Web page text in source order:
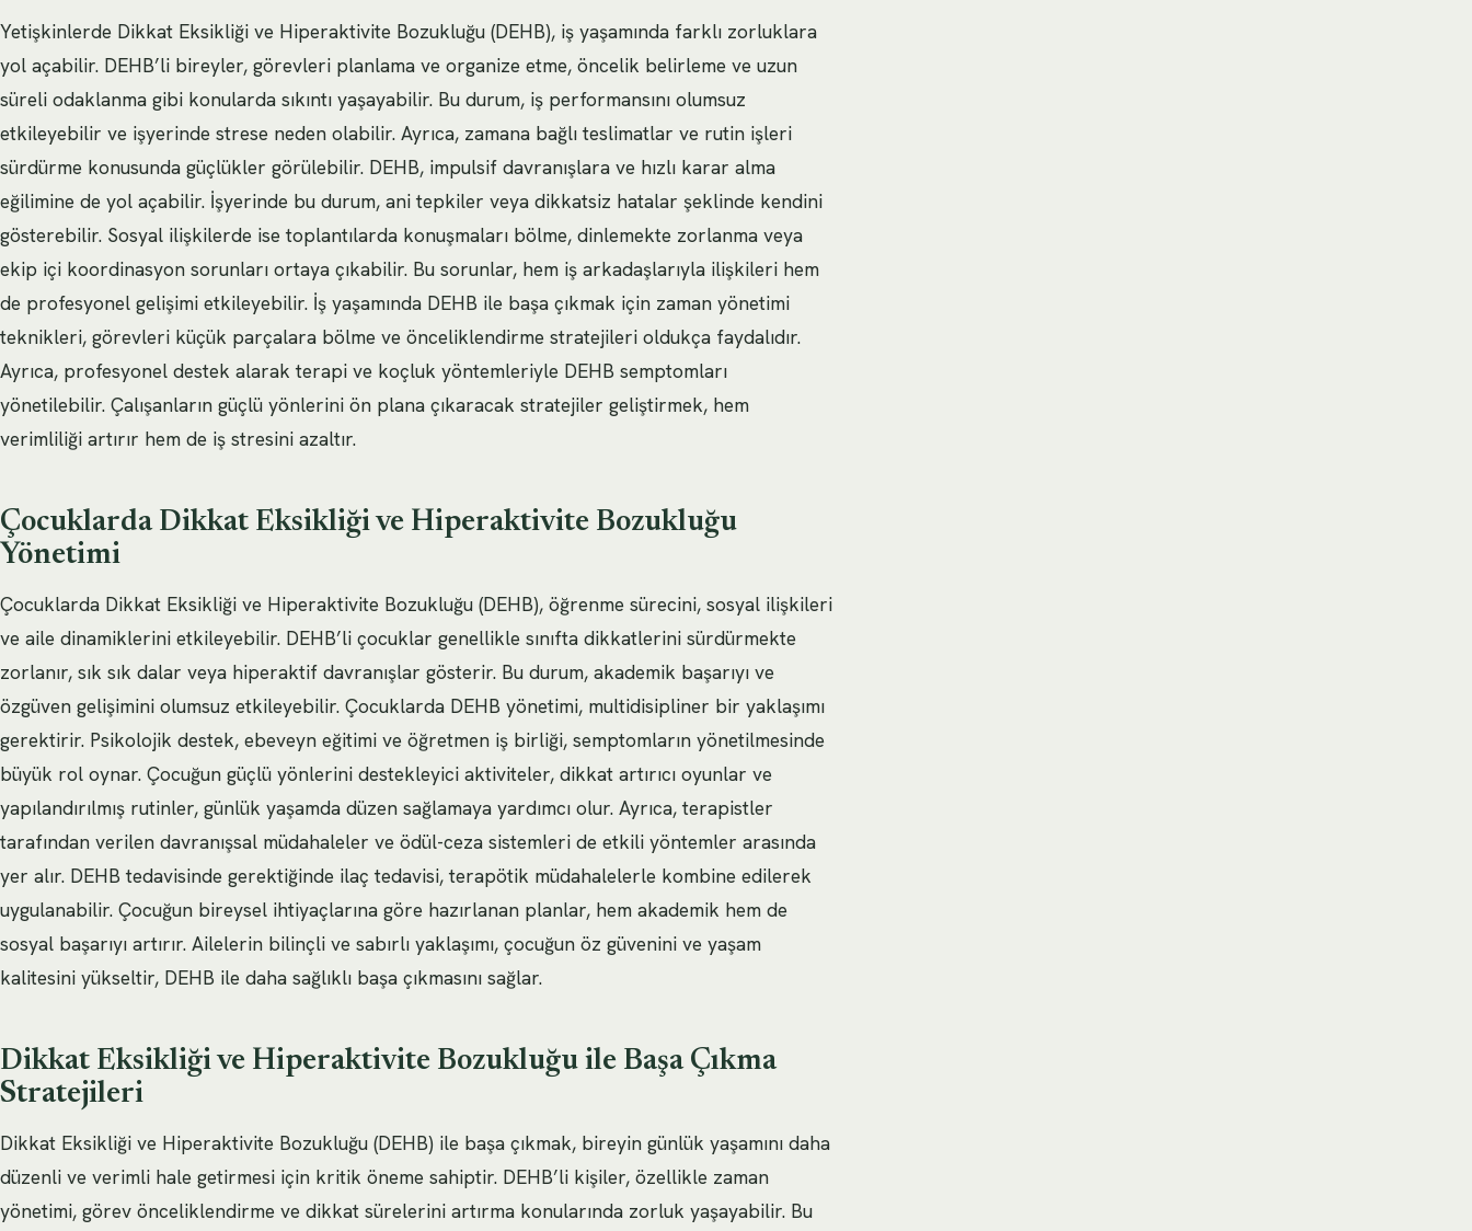
Yetişkinlerde Dikkat Eksikliği ve Hiperaktivite Bozukluğu (DEHB), iş yaşamında farklı zorluklara
yol açabilir. DEHB’li bireyler, görevleri planlama ve organize etme, öncelik belirleme ve uzun
süreli odaklanma gibi konularda sıkıntı yaşayabilir. Bu durum, iş performansını olumsuz
etkileyebilir ve işyerinde strese neden olabilir. Ayrıca, zamana bağlı teslimatlar ve rutin işleri
sürdürme konusunda güçlükler görülebilir. DEHB, impulsif davranışlara ve hızlı karar alma
eğilimine de yol açabilir. İşyerinde bu durum, ani tepkiler veya dikkatsiz hatalar şeklinde kendini
gösterebilir. Sosyal ilişkilerde ise toplantılarda konuşmaları bölme, dinlemekte zorlanma veya
ekip içi koordinasyon sorunları ortaya çıkabilir. Bu sorunlar, hem iş arkadaşlarıyla ilişkileri hem
de profesyonel gelişimi etkileyebilir. İş yaşamında DEHB ile başa çıkmak için zaman yönetimi
teknikleri, görevleri küçük parçalara bölme ve önceliklendirme stratejileri oldukça faydalıdır.
Ayrıca, profesyonel destek alarak terapi ve koçluk yöntemleriyle DEHB semptomları
yönetilebilir. Çalışanların güçlü yönlerini ön plana çıkaracak stratejiler geliştirmek, hem
verimliliği artırır hem de iş stresini azaltır.
Çocuklarda Dikkat Eksikliği ve Hiperaktivite Bozukluğu
Yönetimi
Çocuklarda Dikkat Eksikliği ve Hiperaktivite Bozukluğu (DEHB), öğrenme sürecini, sosyal ilişkileri
ve aile dinamiklerini etkileyebilir. DEHB’li çocuklar genellikle sınıfta dikkatlerini sürdürmekte
zorlanır, sık sık dalar veya hiperaktif davranışlar gösterir. Bu durum, akademik başarıyı ve
özgüven gelişimini olumsuz etkileyebilir. Çocuklarda DEHB yönetimi, multidisipliner bir yaklaşımı
gerektirir. Psikolojik destek, ebeveyn eğitimi ve öğretmen iş birliği, semptomların yönetilmesinde
büyük rol oynar. Çocuğun güçlü yönlerini destekleyici aktiviteler, dikkat artırıcı oyunlar ve
yapılandırılmış rutinler, günlük yaşamda düzen sağlamaya yardımcı olur. Ayrıca, terapistler
tarafından verilen davranışsal müdahaleler ve ödül-ceza sistemleri de etkili yöntemler arasında
yer alır. DEHB tedavisinde gerektiğinde ilaç tedavisi, terapötik müdahalelerle kombine edilerek
uygulanabilir. Çocuğun bireysel ihtiyaçlarına göre hazırlanan planlar, hem akademik hem de
sosyal başarıyı artırır. Ailelerin bilinçli ve sabırlı yaklaşımı, çocuğun öz güvenini ve yaşam
kalitesini yükseltir, DEHB ile daha sağlıklı başa çıkmasını sağlar.
Dikkat Eksikliği ve Hiperaktivite Bozukluğu ile Başa Çıkma
Stratejileri
Dikkat Eksikliği ve Hiperaktivite Bozukluğu (DEHB) ile başa çıkmak, bireyin günlük yaşamını daha
düzenli ve verimli hale getirmesi için kritik öneme sahiptir. DEHB’li kişiler, özellikle zaman
yönetimi, görev önceliklendirme ve dikkat sürelerini artırma konularında zorluk yaşayabilir. Bu